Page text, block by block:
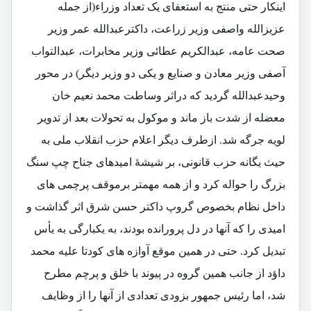
اینکار حتی منتج به استعفای یک تعداد وزراء(از جمله
عزیزالله واصفی وزیر زراعت، داکترعبدالله عمر وزیر
صحت عامه، عبدالکریم عطائی وزیر مخابرات، عبدالتواب
آصفی وزیر معادن و صنایع و یکی دو وزیر دیگر) در محور
وحیدعبدالله گردید که دراثر وساطت محمد نعیم خان
معضله از شدت باز ماند و موکول به تحولات بعد از تدویر
لویه جرگه شد. ازطرف دیگر اعلام حزب انقلاب ملی به
حیث یگانه حزب قانونی، بر شیشۀ امیدهای جناح چپ سنگ
بزرگ را حواله کرد و از همه مهمتر برموقف پرچمی های
داخل نظام بخصوص گروپ داکتر حسن شرق اثر گذاشت و
امیدی را که آنها در دل پرورانده بودند، به یکبارگی به یأس
تبدیل کرد. حتی در همین موقع آوازه های کودتا علیه محمد
داؤد از جانب همین گروه در پیوند با خلق و پرچم مطرح
شد، اما رئیس جمهور بزودی تعدادی از آنها را از وظایف